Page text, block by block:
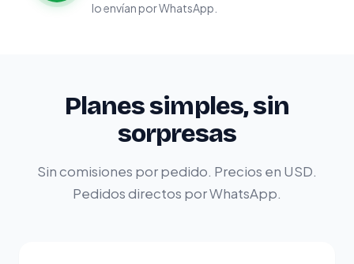
lo envían por WhatsApp.
Planes simples, sin
sorpresas
Sin comisiones por pedido. Precios en USD.
Pedidos directos por WhatsApp.